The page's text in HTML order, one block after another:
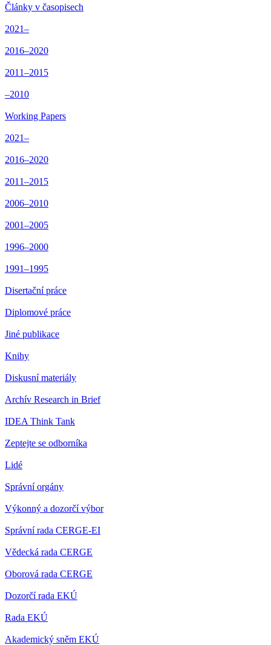
Články v časopisech
2021–
2016–2020
2011–2015
–2010
Working Papers
2021–
2016–2020
2011–2015
2006–2010
2001–2005
1996–2000
1991–1995
Disertační práce
Diplomové práce
Jiné publikace
Knihy
Diskusní materiály
Archív Research in Brief
IDEA Think Tank
Zeptejte se odborníka
Lidé
Správní orgány
Výkonný a dozorčí výbor
Správní rada CERGE-EI
Vědecká rada CERGE
Oborová rada CERGE
Dozorčí rada EKÚ
Rada EKÚ
Akademický sněm EKÚ